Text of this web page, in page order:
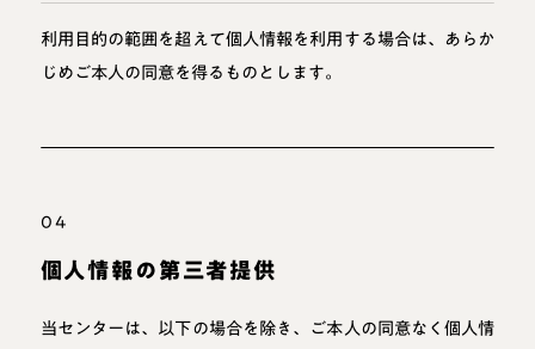
利用目的の範囲を超えて個人情報を利用する場合は、あらか
じめご本人の同意を得るものとします。
04
個人情報の第三者提供
当センターは、以下の場合を除き、ご本人の同意なく個人情